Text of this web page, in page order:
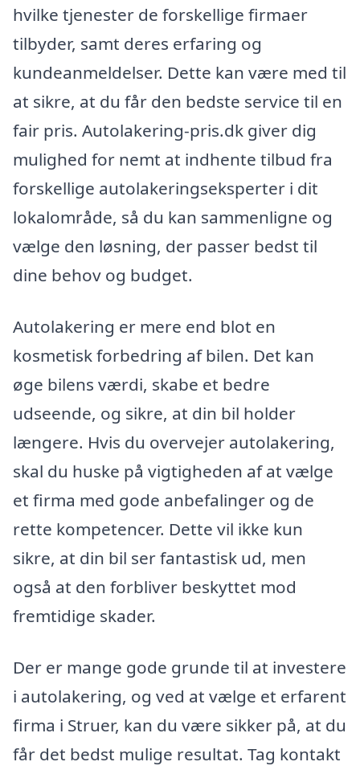
hvilke tjenester de forskellige firmaer
tilbyder, samt deres erfaring og
kundeanmeldelser. Dette kan være med til
at sikre, at du får den bedste service til en
fair pris. Autolakering-pris.dk giver dig
mulighed for nemt at indhente tilbud fra
forskellige autolakeringseksperter i dit
lokalområde, så du kan sammenligne og
vælge den løsning, der passer bedst til
dine behov og budget.
Autolakering er mere end blot en
kosmetisk forbedring af bilen. Det kan
øge bilens værdi, skabe et bedre
udseende, og sikre, at din bil holder
længere. Hvis du overvejer autolakering,
skal du huske på vigtigheden af at vælge
et firma med gode anbefalinger og de
rette kompetencer. Dette vil ikke kun
sikre, at din bil ser fantastisk ud, men
også at den forbliver beskyttet mod
fremtidige skader.
Der er mange gode grunde til at investere
i autolakering, og ved at vælge et erfarent
firma i Struer, kan du være sikker på, at du
får det bedst mulige resultat. Tag kontakt